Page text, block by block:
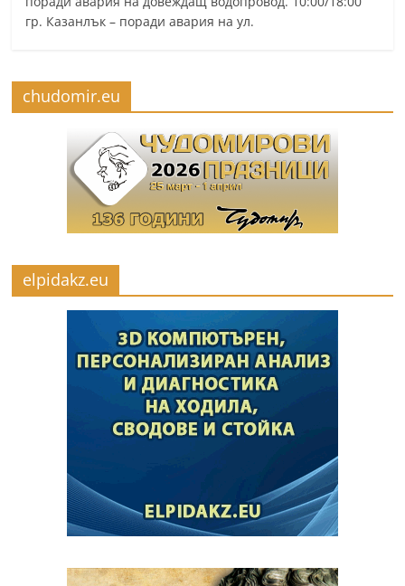
гр. Казанлък – поради авария на ул.
chudomir.eu
elpidakz.eu